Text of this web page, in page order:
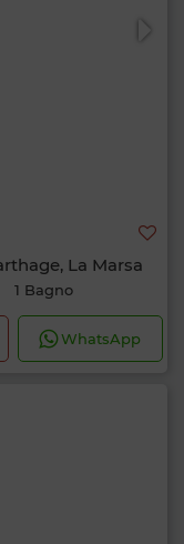
La Marsa
1 Bagno
WhatsApp